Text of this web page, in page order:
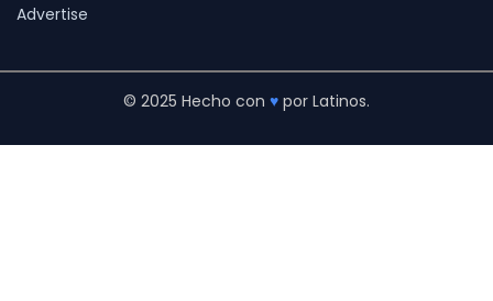
Advertise
© 2025 Hecho con ♥ por Latinos.